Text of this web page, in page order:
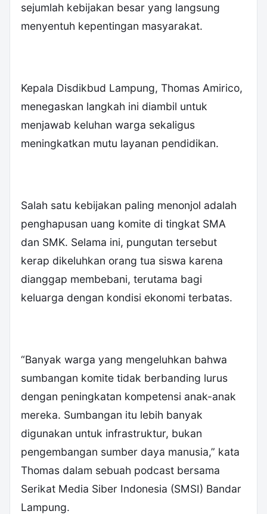
sejumlah kebijakan besar yang langsung
menyentuh kepentingan masyarakat.
Kepala Disdikbud Lampung, Thomas Amirico,
menegaskan langkah ini diambil untuk
menjawab keluhan warga sekaligus
meningkatkan mutu layanan pendidikan.
Salah satu kebijakan paling menonjol adalah
penghapusan uang komite di tingkat SMA
dan SMK. Selama ini, pungutan tersebut
kerap dikeluhkan orang tua siswa karena
dianggap membebani, terutama bagi
keluarga dengan kondisi ekonomi terbatas.
“Banyak warga yang mengeluhkan bahwa
sumbangan komite tidak berbanding lurus
dengan peningkatan kompetensi anak-anak
mereka. Sumbangan itu lebih banyak
digunakan untuk infrastruktur, bukan
pengembangan sumber daya manusia,” kata
Thomas dalam sebuah podcast bersama
Serikat Media Siber Indonesia (SMSI) Bandar
Lampung.